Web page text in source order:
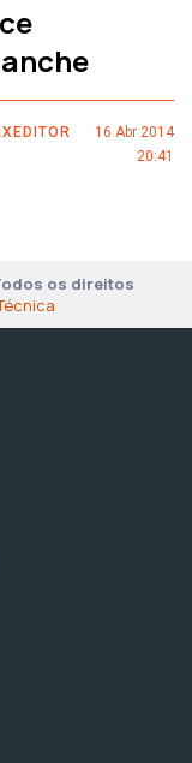
16 Abr 2014
20:41
os direitos